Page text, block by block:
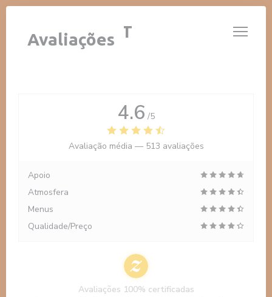
Painel de Gerenciamento de Cookies
LE 14 JUILLET
Avaliações
4.6 /5
Avaliação média — 513 avaliações
Apoio
Atmosfera
Menus
Qualidade/Preço
Avaliações 100% certificadas